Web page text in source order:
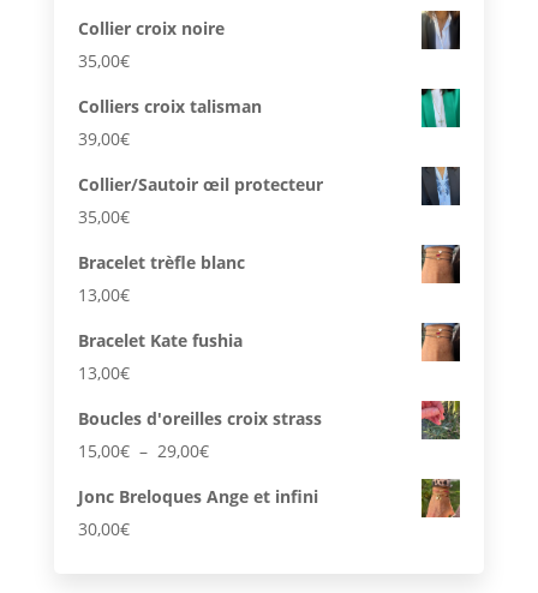
Collier croix noire
35,00€
Colliers croix talisman
39,00€
Collier/Sautoir œil protecteur
35,00€
Bracelet trèfle blanc
13,00€
Bracelet Kate fushia
13,00€
Boucles d'oreilles croix strass
15,00€ – 29,00€Plage
prix :
Jonc Breloques Ange et infini
30,00€